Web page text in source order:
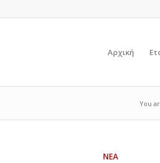
Αρχική
You
ΝΈΑ